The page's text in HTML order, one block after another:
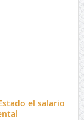
el salario